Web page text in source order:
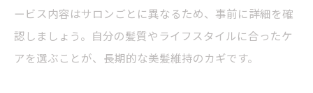
ービス内容はサロンごとに異なるため、事前に詳細を確
認しましょう。自分の髪質やライフスタイルに合ったケ
アを選ぶことが、長期的な美髪維持のカギです。